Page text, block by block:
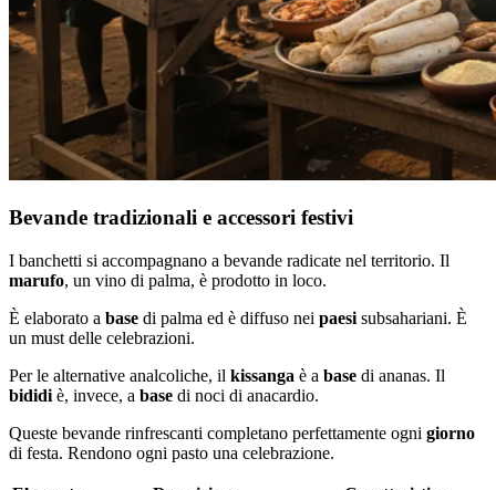
Bevande tradizionali e accessori festivi
I banchetti si accompagnano a bevande radicate nel territorio. Il
marufo, un vino di palma, è prodotto in loco.
È elaborato a base di palma ed è diffuso nei paesi subsahariani. È
un must delle celebrazioni.
Per le alternative analcoliche, il kissanga è a base di ananas. Il
bididi è, invece, a base di noci di anacardio.
Queste bevande rinfrescanti completano perfettamente ogni giorno
di festa. Rendono ogni pasto una celebrazione.